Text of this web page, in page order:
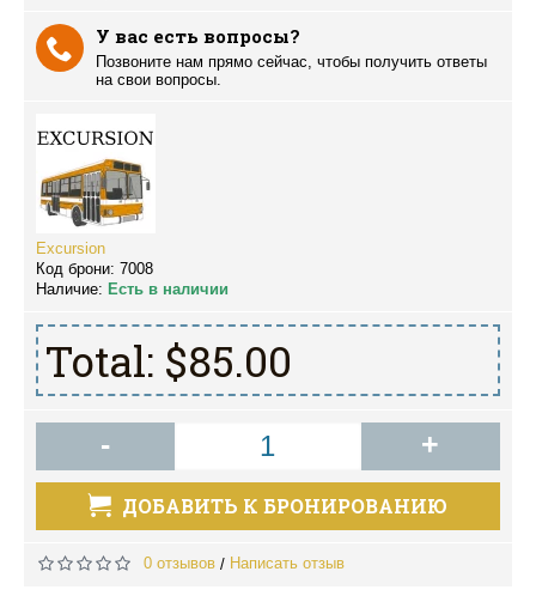
У вас есть вопросы?
Позвоните нам прямо сейчас, чтобы получить ответы
на свои вопросы.
Excursion
Код брони: 7008
Наличие: Есть в наличии
Total: $85.00
- +
ДОБАВИТЬ К БРОНИРОВАНИЮ
0 отзывов / Написать отзыв